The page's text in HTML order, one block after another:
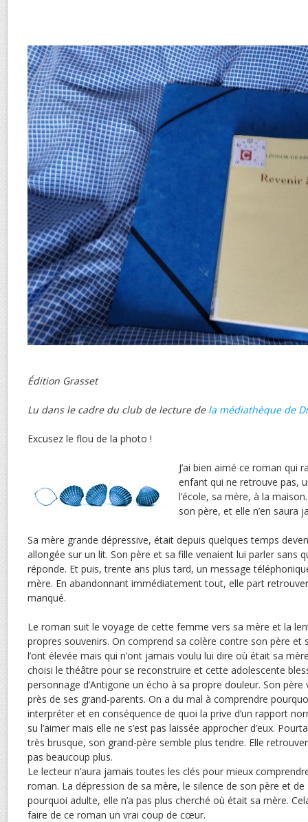
Édition Grasset
Lu dans le cadre du club de lecture dela médiathèque de
Excusez le flou de la photo !
J’ai bien aimé ce roman qui
enfant qui ne retrouve pas,
l’école, sa mère, à la
son père, et elle n’en saura
Sa mère grande dépressive, était depuis quelques temps
allongée sur un lit. Son père et sa fille venaient lui parler sans
réponde. Et puis, trente ans plus tard, un message
mère. En abandonnant immédiatement tout, elle part
manqué.
Le roman suit le voyage de cette femme vers sa mère et la
propres souvenirs. On comprend sa colère contre son père et
l’ont élevée mais qui n’ont jamais voulu lui dire où était sa
choisi le théâtre pour se reconstruire et cette adolescente
personnage d’Antigone un écho à sa propre douleur. Son
près de ses grand-parents. On a du mal à comprendre
interpréter et en conséquence de quoi la prive d’un rapport
su l’aimer mais elle ne s’est pas laissée approcher d’eux.
très brusque, son grand-père semble plus tendre. Elle
pas beaucoup plus.
Le lecteur n’aura jamais toutes les clés pour mieux
roman. La dépression de sa mère, le silence de son père et
pourquoi adulte, elle n’a pas plus cherché où était sa mère.
faire de ce roman un vrai coup de cœur.